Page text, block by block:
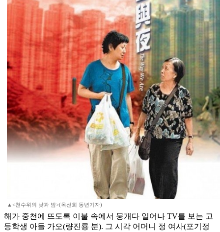
▲<천수위의 낮과 밤>(옥선희 동년기자)
해가 중천에 뜨도록 이불 속에서 뭉개다 일어나 TV를 보는 고
등학생 아들 가오(량진룡 분). 그 시각 어머니 정 여사(포기정